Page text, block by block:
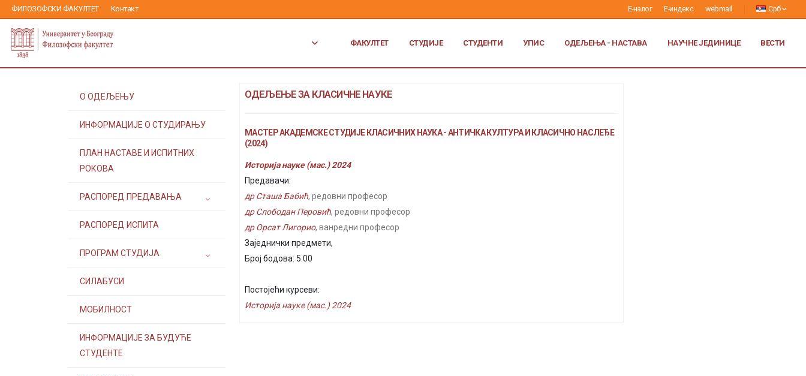
ФИЛОЗОФСКИ ФАКУЛТЕТ Контакт Е-налог Е-индекс webmail Срб
ФАКУЛТЕТ СТУДИЈЕ СТУДЕНТИ УПИС ОДЕЉЕЊА - НАСТАВА НАУЧНЕ ЈЕДИНИЦЕ ВЕСТИ
О ОДЕЉЕЊУ
ИНФОРМАЦИЈЕ О СТУДИРАЊУ
ПЛАН НАСТАВЕ И ИСПИТНИХ
РОКОВА
РАСПОРЕД ПРЕДАВАЊА
РАСПОРЕД ИСПИТА
ПРОГРАМ СТУДИЈА
СИЛАБУСИ
МОБИЛНОСТ
ИНФОРМАЦИЈЕ ЗА БУДУЋЕ
СТУДЕНТЕ
ОДЕЉЕЊЕ ЗА КЛАСИЧНЕ НАУКЕ
МАСТЕР АКАДЕМСКЕ СТУДИЈЕ КЛАСИЧНИХ НАУКА - АНТИЧКА КУЛТУРА И КЛАСИЧНО НАСЛЕЂЕ
(2024)
Историја науке (мас.) 2024
Предавачи:
др Сташа Бабић, редовни професор
др Слободан Перовић, редовни професор
др Орсат Лигорио, ванредни професор
Заједнички предмети,
Број бодова: 5.00
Постојећи курсеви:
Историја науке (мас.) 2024